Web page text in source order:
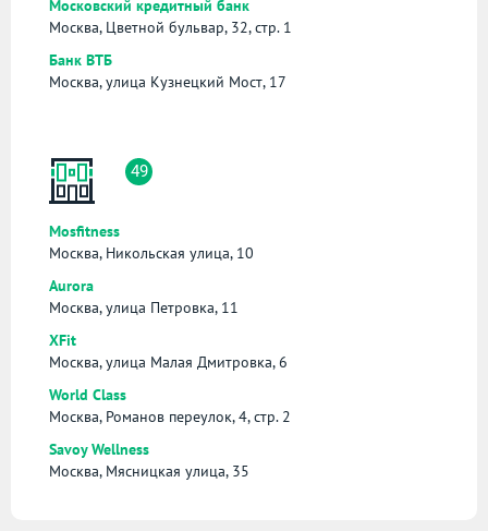
Московский кредитный банк
Москва, Цветной бульвар, 32, стр. 1
Банк ВТБ
Москва, улица Кузнецкий Мост, 17
49
Mosfitness
Москва, Никольская улица, 10
Aurora
Москва, улица Петровка, 11
XFit
Москва, улица Малая Дмитровка, 6
World Class
Москва, Романов переулок, 4, стр. 2
Savoy Wellness
Москва, Мясницкая улица, 35